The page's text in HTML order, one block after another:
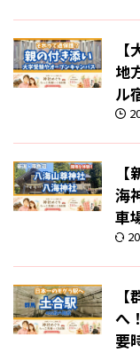
地
ル
海
車
へ
要